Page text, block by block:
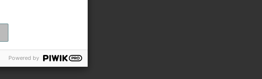
Powered by